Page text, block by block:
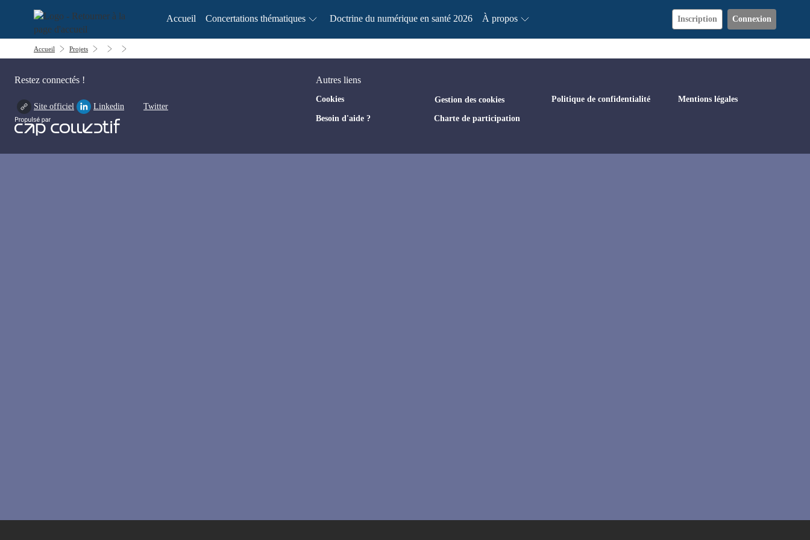
Aller au menu Aller au contenu
Accueil Concertations thématiques Doctrine du numérique en santé 2026 À propos Inscription Connexion
Accueil Projets
Restez connectés !
Site officiel Linkedin Twitter
Autres liens
Cookies Gestion des cookies Politique de confidentialité Mentions légales
Besoin d'aide ? Charte de participation